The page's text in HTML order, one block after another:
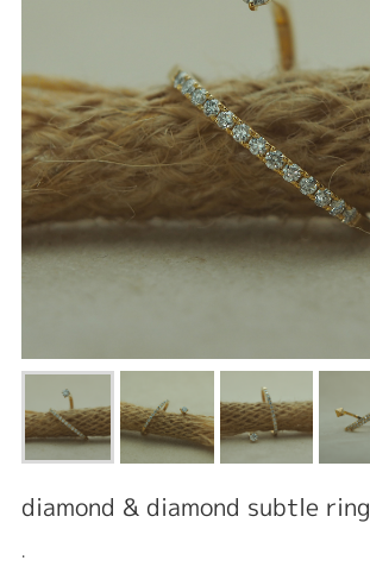
diamond & diamond subtle ring
.